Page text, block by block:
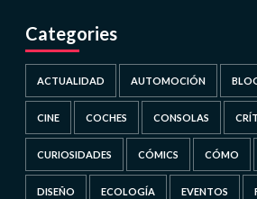
Categories
ACTUALIDAD AUTOMOCIÓN
CINE COCHES CONSOLAS
CURIOSIDADES CÓMICS CÓMO
DISEÑO ECOLOGÍA EVENTOS